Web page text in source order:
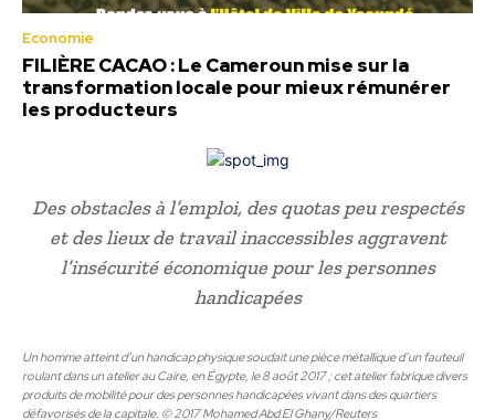
Economie
FILIÈRE CACAO : Le Cameroun mise sur la
transformation locale pour mieux rémunérer
les producteurs
Des obstacles à l’emploi, des quotas peu respectés
et des lieux de travail inaccessibles aggravent
l’insécurité économique pour les personnes
handicapées
Un homme atteint d’un handicap physique soudait une pièce métallique d’un fauteuil
roulant dans un atelier au Caire, en Égypte, le 8 août 2017 ; cet atelier fabrique divers
produits de mobilité pour des personnes handicapées vivant dans des quartiers
défavorisés de la capitale. © 2017 Mohamed Abd El Ghany/Reuters